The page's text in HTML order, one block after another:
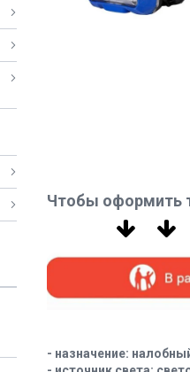
Чтобы оформить
- назначение: